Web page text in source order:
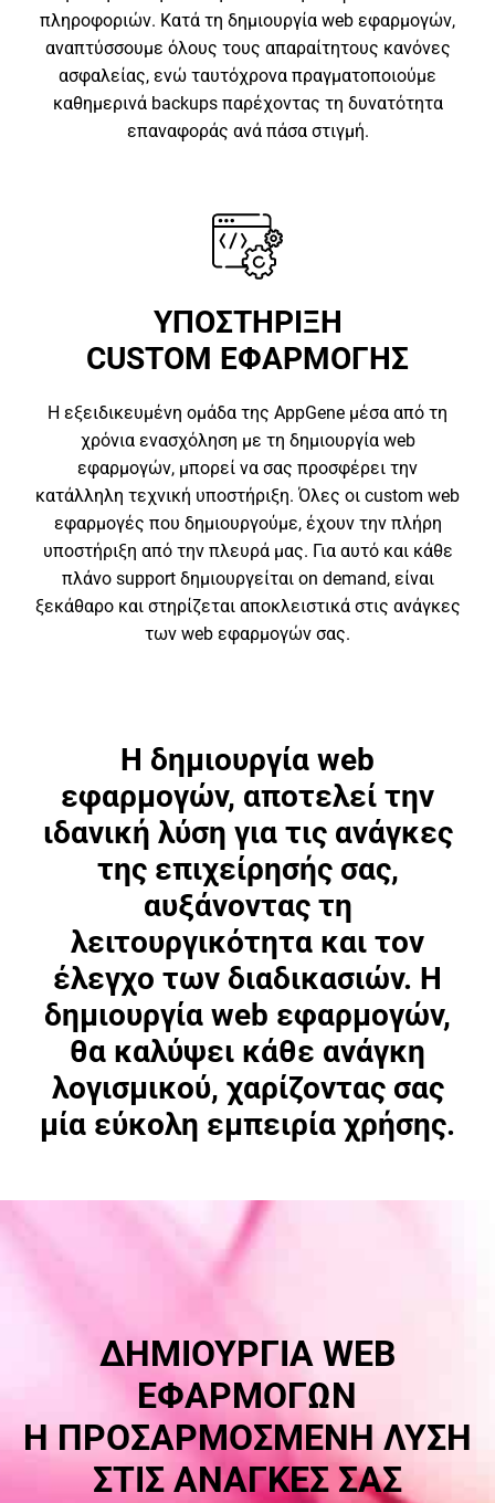
πληροφοριών. Κατά τη δημιουργία web εφαρμογών,
αναπτύσσουμε όλους τους απαραίτητους κανόνες
ασφαλείας, ενώ ταυτόχρονα πραγματοποιούμε
καθημερινά backups παρέχοντας τη δυνατότητα
επαναφοράς ανά πάσα στιγμή.
ΥΠΟΣΤΗΡΙΞΗ
CUSTOM ΕΦΑΡΜΟΓΗΣ
Η εξειδικευμένη ομάδα της AppGene μέσα από τη
χρόνια ενασχόληση με τη δημιουργία web
εφαρμογών, μπορεί να σας προσφέρει την
κατάλληλη τεχνική υποστήριξη. Όλες οι custom web
εφαρμογές που δημιουργούμε, έχουν την πλήρη
υποστήριξη από την πλευρά μας. Για αυτό και κάθε
πλάνο support δημιουργείται on demand, είναι
ξεκάθαρο και στηρίζεται αποκλειστικά στις ανάγκες
των web εφαρμογών σας.
Η δημιουργία web
εφαρμογών, αποτελεί την
ιδανική λύση για τις ανάγκες
της επιχείρησής σας,
αυξάνοντας τη
λειτουργικότητα και τον
έλεγχο των διαδικασιών. Η
δημιουργία web εφαρμογών,
θα καλύψει κάθε ανάγκη
λογισμικού, χαρίζοντας σας
μία εύκολη εμπειρία χρήσης.
ΔΗΜΙΟΥΡΓΙΑ WEB
ΕΦΑΡΜΟΓΩΝ
Η ΠΡΟΣΑΡΜΟΣΜΕΝΗ ΛΥΣΗ
ΣΤΙΣ ΑΝΑΓΚΕΣ ΣΑΣ